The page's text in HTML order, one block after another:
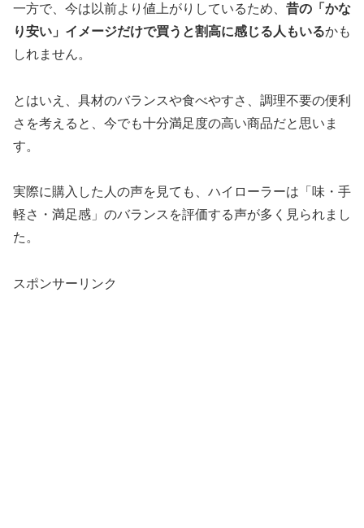
一方で、今は以前より値上がりしているため、 昔の「かな
り安い」イメージだけで買うと割高に感じる人もいるかも
しれません。
とはいえ、具材のバランスや食べやすさ、調理不要の便利
さを考えると、今でも十分満足度の高い商品だと思いま
す。
実際に購入した人の声を見ても、ハイローラーは「味・手
軽さ・満足感」のバランスを評価する声が多く見られまし
た。
スポンサーリンク